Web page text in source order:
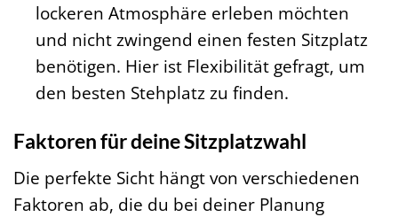
lockeren Atmosphäre erleben möchten
und nicht zwingend einen festen Sitzplatz
benötigen. Hier ist Flexibilität gefragt, um
den besten Stehplatz zu finden.
Faktoren für deine Sitzplatzwahl
Die perfekte Sicht hängt von verschiedenen
Faktoren ab, die du bei deiner Planung